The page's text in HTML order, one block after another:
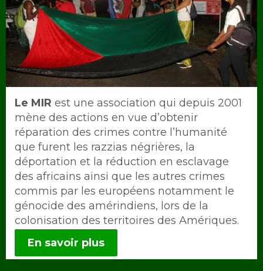
Intro
Le MIR est une association qui depuis 2001
mène des actions en vue d’obtenir
réparation des crimes contre l’humanité
que furent les razzias négrières, la
déportation et la réduction en esclavage
des africains ainsi que les autres crimes
commis par les européens notamment le
génocide des amérindiens, lors de la
colonisation des territoires des Amériques.
En savoir plus